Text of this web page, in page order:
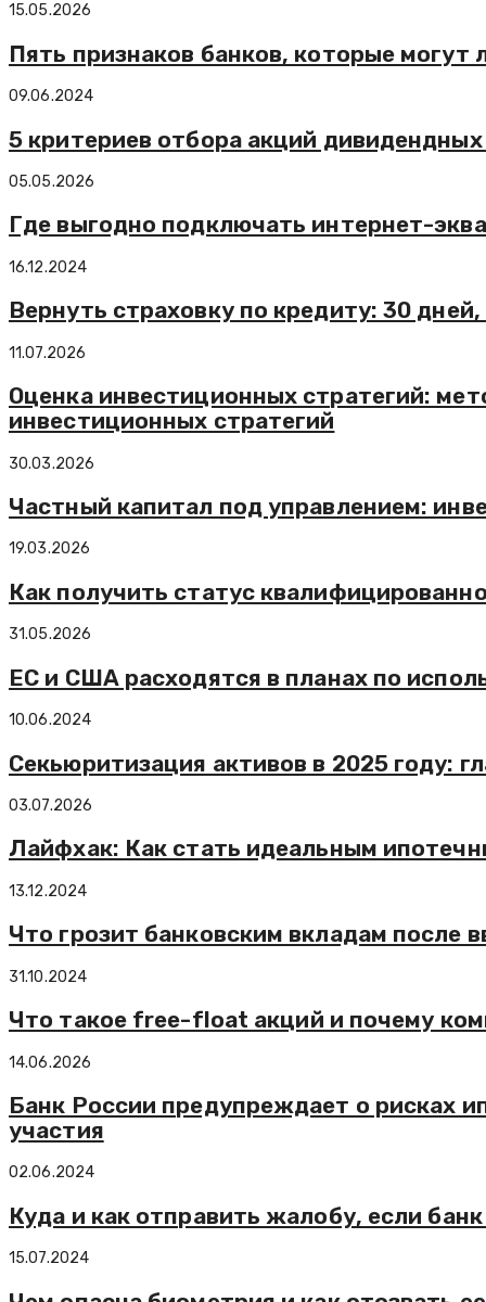
15.05.2026
Пять признаков банков, которые могут
09.06.2024
5 критериев отбора акций
05.05.2026
Где выгодно подключать интернет-
16.12.2024
Вернуть страховку по кредиту: 30
11.07.2026
Оценка инвестиционных стратегий:
инвестиционных стратегий
30.03.2026
Частный капитал под управлением:
19.03.2026
Как получить статус
31.05.2026
ЕС и США расходятся в планах по
10.06.2024
Секьюритизация активов в 2025 году:
03.07.2026
Лайфхак: Как стать идеальным
13.12.2024
Что грозит банковским вкладам после
31.10.2024
Что такое free-float акций и почему
14.06.2026
Банк России предупреждает о рисках
участия
02.06.2024
Куда и как отправить жалобу, если
15.07.2024